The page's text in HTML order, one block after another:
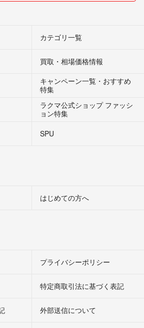
カテゴリ一覧
買取・相場価格情報
キャンペーン一覧・おすすめ
特集
ラクマ公式ショップ ファッシ
ョン特集
SPU
はじめての方へ
プライバシーポリシー
特定商取引法に基づく表記
外部送信について